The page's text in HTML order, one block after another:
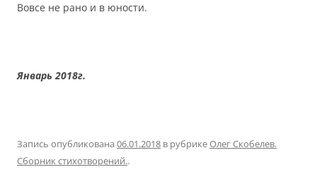
Вовсе не рано и в юности.
Январь 2018г.
Запись опубликована 06.01.2018 в рубрикеОлег Скобелев.
Сборник стихотворений..